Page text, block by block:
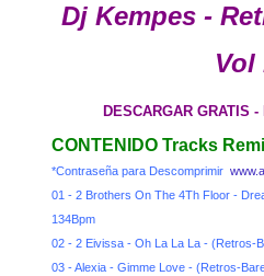
Dj Kempes -
Vol
DESCARGAR GRATIS
CONTENIDO Tracks
*Contraseña para Descomprimir
01 - 2 Brothers On The 4Th Floor -
134Bpm
02 - 2 Eivissa - Oh La La La - (Retros-
03 - Alexia - Gimme Love - (Retros-